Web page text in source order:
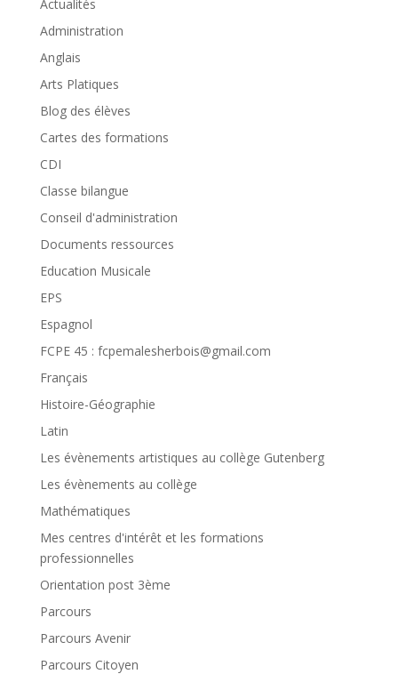
Actualités
Administration
Anglais
Arts Platiques
Blog des élèves
Cartes des formations
CDI
Classe bilangue
Conseil d'administration
Documents ressources
Education Musicale
EPS
Espagnol
FCPE 45 : fcpemalesherbois@gmail.com
Français
Histoire-Géographie
Latin
Les évènements artistiques au collège Gutenberg
Les évènements au collège
Mathématiques
Mes centres d'intérêt et les formations
professionnelles
Orientation post 3ème
Parcours
Parcours Avenir
Parcours Citoyen